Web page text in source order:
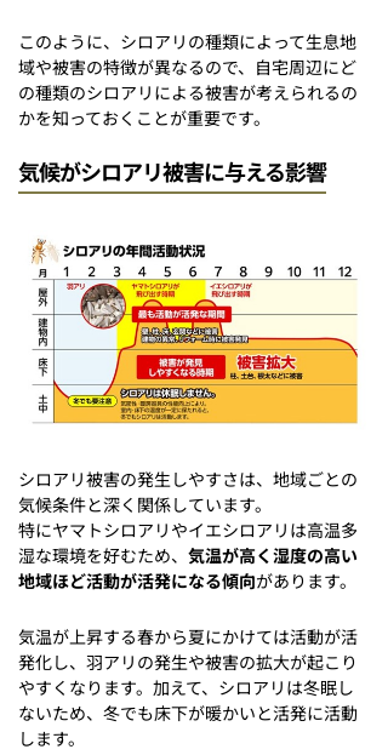
このように、シロアリの種類によって生息地
域や被害の特徴が異なるので、自宅周辺にど
の種類のシロアリによる被害が考えられるの
かを知っておくことが重要です。
気候がシロアリ被害に与える影響
シロアリ被害の発生しやすさは、地域ごとの
気候条件と深く関係しています。
特にヤマトシロアリやイエシロアリは高温多
湿な環境を好むため、 気温が高く湿度の高い
地域ほど活動が活発になる傾向があります。
気温が上昇する春から夏にかけては活動が活
発化し、羽アリの発生や被害の拡大が起こり
やすくなります。加えて、シロアリは冬眠し
ないため、冬でも床下が暖かいと活発に活動
します。